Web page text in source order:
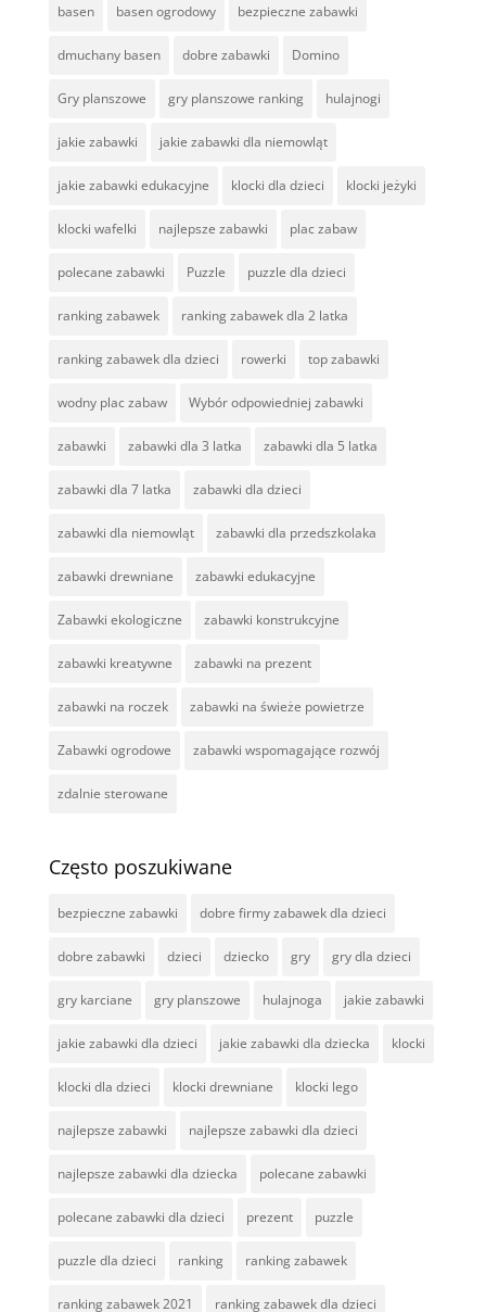
basen basen ogrodowy bezpieczne zabawki
dmuchany basen dobre zabawki Domino
Gry planszowe gry planszowe ranking hulajnogi
jakie zabawki jakie zabawki dla niemowląt
jakie zabawki edukacyjne klocki dla dzieci klocki jeżyki
klocki wafelki najlepsze zabawki plac zabaw
polecane zabawki Puzzle puzzle dla dzieci
ranking zabawek ranking zabawek dla 2 latka
ranking zabawek dla dzieci rowerki top zabawki
wodny plac zabaw Wybór odpowiedniej zabawki
zabawki zabawki dla 3 latka zabawki dla 5 latka
zabawki dla 7 latka zabawki dla dzieci
zabawki dla niemowląt zabawki dla przedszkolaka
zabawki drewniane zabawki edukacyjne
Zabawki ekologiczne zabawki konstrukcyjne
zabawki kreatywne zabawki na prezent
zabawki na roczek zabawki na świeże powietrze
Zabawki ogrodowe zabawki wspomagające rozwój
zdalnie sterowane
Często poszukiwane
bezpieczne zabawki dobre firmy zabawek dla dzieci
dobre zabawki dzieci dziecko gry gry dla dzieci
gry karciane gry planszowe hulajnoga jakie zabawki
jakie zabawki dla dzieci jakie zabawki dla dziecka klocki
klocki dla dzieci klocki drewniane klocki lego
najlepsze zabawki najlepsze zabawki dla dzieci
najlepsze zabawki dla dziecka polecane zabawki
polecane zabawki dla dzieci prezent puzzle
puzzle dla dzieci ranking ranking zabawek
ranking zabawek 2021 ranking zabawek dla dzieci